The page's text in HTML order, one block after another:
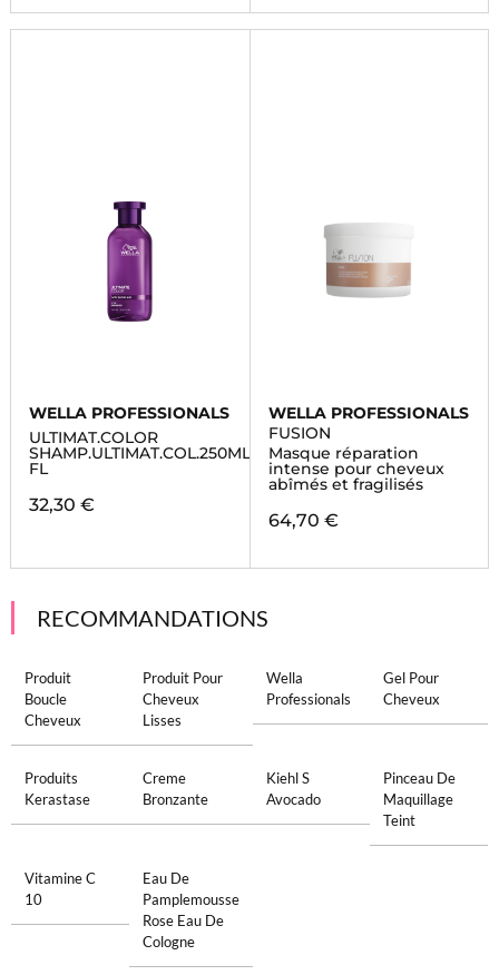
WELLA PROFESSIONALS
ULTIMAT.COLOR
SHAMP.ULTIMAT.COL.250ML
FL
32,30 €
WELLA PROFESSIONALS
FUSION
Masque réparation
intense pour cheveux
abîmés et fragilisés
64,70 €
RECOMMANDATIONS
Produit
Boucle
Cheveux
Produit Pour
Cheveux
Lisses
Wella
Professionals
Gel Pour
Cheveux
Produits
Kerastase
Creme
Bronzante
Kiehl S
Avocado
Pinceau De
Maquillage
Teint
Vitamine C
10
Eau De
Pamplemousse
Rose Eau De
Cologne